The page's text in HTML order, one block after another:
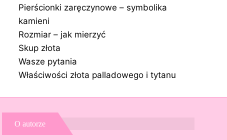
Pierścionki zaręczynowe – symbolika
kamieni
Rozmiar – jak mierzyć
Skup złota
Wasze pytania
Właściwości złota palladowego i tytanu
O autorze